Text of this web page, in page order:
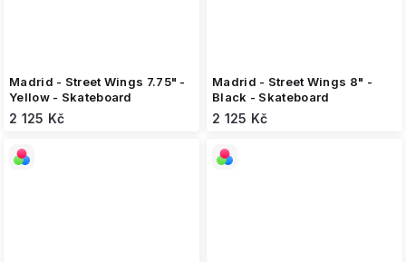
Madrid - Street Wings 7.75" -
Yellow - Skateboard
2 125 Kč
Madrid - Street Wings 8" -
Black - Skateboard
2 125 Kč